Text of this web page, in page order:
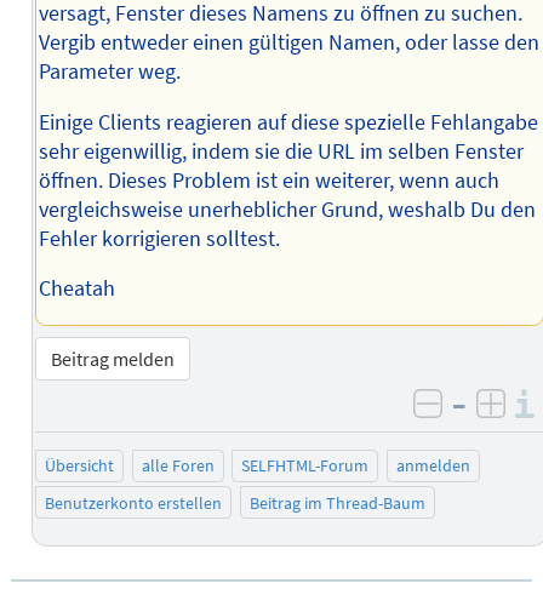
versagt, Fenster dieses Namens zu öffnen zu suchen.
Vergib entweder einen gültigen Namen, oder lasse den
Parameter weg.
Einige Clients reagieren auf diese spezielle Fehlangabe
sehr eigenwillig, indem sie die URL im selben Fenster
öffnen. Dieses Problem ist ein weiterer, wenn auch
vergleichsweise unerheblicher Grund, weshalb Du den
Fehler korrigieren solltest.
Cheatah
Beitrag melden
negativ
–
Übersicht alle Foren SELFHTML-Forum
anmelden
Benutzerkonto erstellen
Beitrag im Thread-Baum